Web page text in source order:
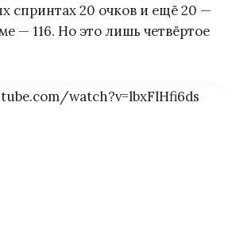
спринтах 20 очков и ещё 20 —
— 116. Но это лишь четвёртое
watch?v=lbxFlHfi6ds